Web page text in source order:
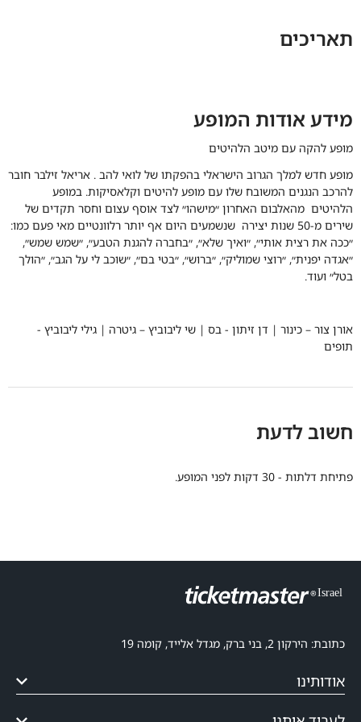
תאריכים
מידע אודות המופע
מופע להקה עם מיטב הלהיטים
מופע חדש למלך הגרוב הישראלי בהפקתו של לואי להב . אריאל זילבר חובר
להרכב הנגנים המשובח שלו עם מופע להיטים וקלאסיקות. במופע
הלהיטים מהאלבום האחרון ״מישהו״ לצד אוסף עצום וחסר תקדים של
שירים מ-50 שנות יצירה שנשמעים היום אף יותר רלוונטיים מאי פעם כמו:
״ככה את רצית אותי״, ״ואיך שלא״, ״בחברה להגנת הטבע״, ״שמש שמש״,
״אגדה יפנית״, ״רוצי שמוליק״, ״ברוש״, ״בטי בם״, ״שוכב לי על הגב״, ״הולך
בטל״ ועוד.
אורן צור – כינור | דן זיתון - בס | שי ליבוביץ – גיטרה | גילי ליבוביץ -
תופים
חשוב לדעת
פתיחת דלתות - 30 דקות לפני המופע.
כתובת: הירקון 2, בני ברק, מגדל אלייד, קומה 19
אודותינו